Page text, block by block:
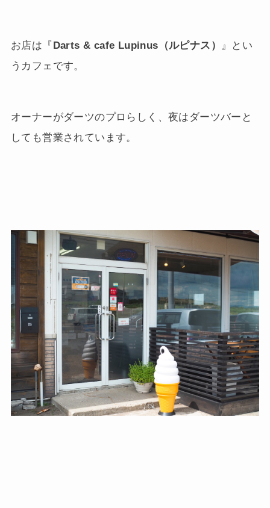
お店は『 Darts & cafe Lupinus（ルピナス）
』とい
うカフェです。
オーナーがダーツのプロらしく、夜はダーツバーと
しても営業されています。